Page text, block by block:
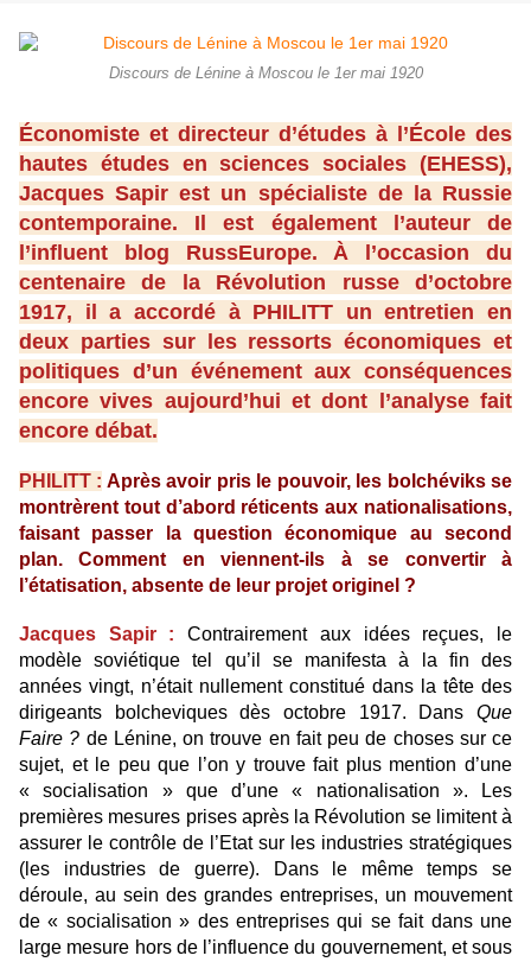
Discours de Lénine à Moscou le 1er mai 1920
Économiste et directeur d’études à l’École des
hautes études en sciences sociales (EHESS),
Jacques Sapir est un spécialiste de la Russie
contemporaine. Il est également l’auteur de
l’influent blog RussEurope. À l’occasion du
centenaire de la Révolution russe d’octobre
1917, il a accordé à PHILITT un entretien en
deux parties sur les ressorts économiques et
politiques d’un événement aux conséquences
encore vives aujourd’hui et dont l’analyse fait
encore débat.
PHILITT : Après avoir pris le pouvoir, les bolchéviks se
montrèrent tout d’abord réticents aux nationalisations,
faisant passer la question économique au second
plan. Comment en viennent-ils à se convertir à
l’étatisation, absente de leur projet originel ?
Jacques Sapir : Contrairement aux idées reçues, le
modèle soviétique tel qu’il se manifesta à la fin des
années vingt, n’était nullement constitué dans la tête des
dirigeants bolcheviques dès octobre 1917. Dans Que
Faire ? de Lénine, on trouve en fait peu de choses sur ce
sujet, et le peu que l’on y trouve fait plus mention d’une
« socialisation » que d’une « nationalisation ». Les
premières mesures prises après la Révolution se limitent à
assurer le contrôle de l’Etat sur les industries stratégiques
(les industries de guerre). Dans le même temps se
déroule, au sein des grandes entreprises, un mouvement
de « socialisation » des entreprises qui se fait dans une
large mesure hors de l’influence du gouvernement, et sous